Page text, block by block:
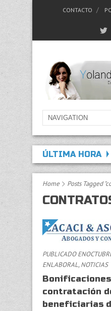
CONTACTO
ÚLTIMA HORA
ACREDITAR QUE LAS LESIONES Y
Home Posts Tagged
PUBLICADO
ENLABORAL,NOTICIAS
contratación
beneficiarias